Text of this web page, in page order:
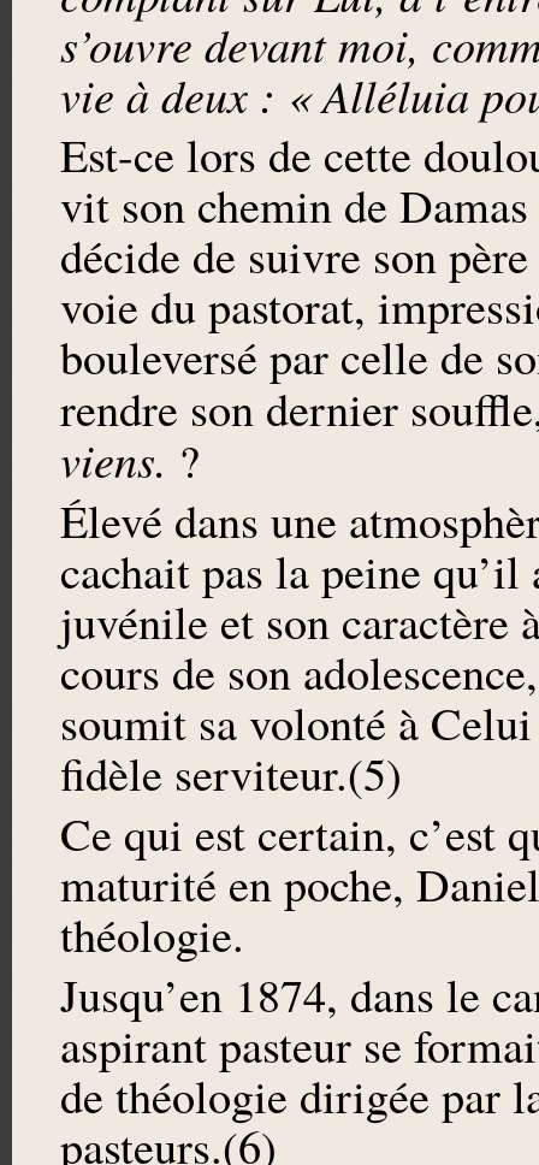
s’ouvre devant moi,
vie à deux : « Alléluia
Est-ce lors de cette
vit son chemin de
décide de suivre son
voie du pastorat,
bouleversé par celle de
rendre son dernier
viens. ?
Élevé dans une
cachait pas la peine
juvénile et son caractère
cours de son
soumit sa volonté à
fidèle serviteur.(5)
Ce qui est certain, c’est
maturité en poche,
théologie.
Jusqu’en 1874, dans le
aspirant pasteur se
de théologie dirigée par
pasteurs.(6)